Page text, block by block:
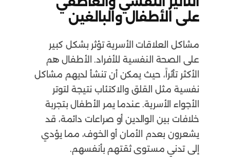
على الأطفال والبالغين
مشاكل العلاقات الأسرية تؤثر بشكل كبير
على الصحة النفسية للأفراد. الأطفال هم
الأكثر تأثراً، حيث يمكن أن تنشأ لديهم مشاكل
نفسية مثل القلق والاكتئاب نتيجة لتوتر
الأجواء الأسرية. عندما يمر الأطفال بتجربة
خلافات بين الوالدين أو صراعات دائمة، قد
يشعرون بعدم الأمان أو الخوف، مما يؤدي
إلى تدني مستوى ثقتهم بأنفسهم.